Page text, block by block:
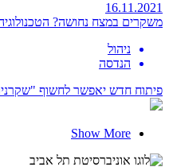
16.11.2021
משקרים במצח נחושה?
ניהול
הנדסה
פיתוח חדש יאפשר לחשוף
Show More